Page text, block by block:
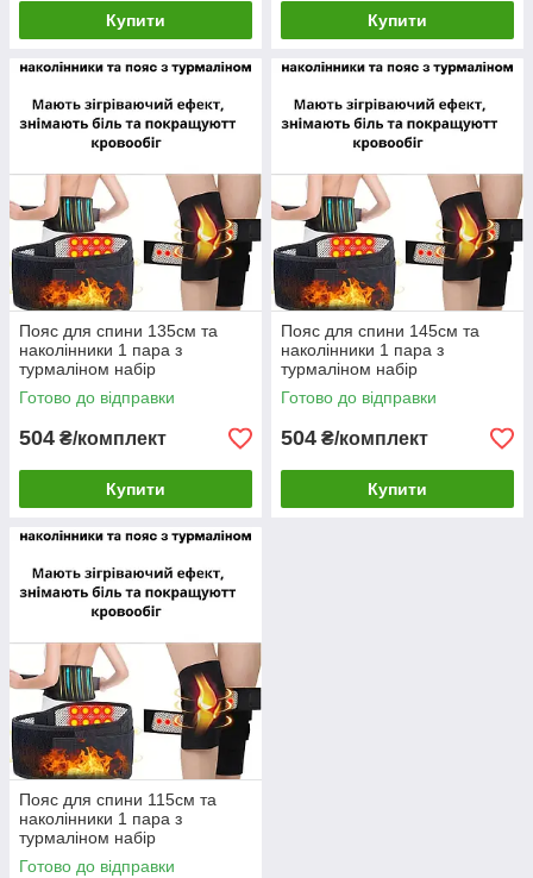
Купити Купити
Пояс для спини 135см та
наколінники 1 пара з
турмаліном набір
зігрівальний
Готово до відправки
504 ₴/комплект
Купити
Пояс для спини 145см та
наколінники 1 пара з
турмаліном набір
зігрівальний
Готово до відправки
504 ₴/комплект
Купити
Пояс для спини 115см та
наколінники 1 пара з
турмаліном набір
зігрівальний
Готово до відправки